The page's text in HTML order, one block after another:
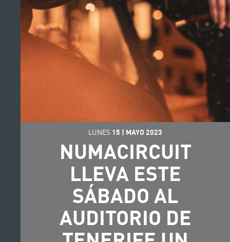
LUNES 15 | MAYO 2023
NUMACIRCUIT
LLEVA ESTE
SÁBADO AL
AUDITORIO DE